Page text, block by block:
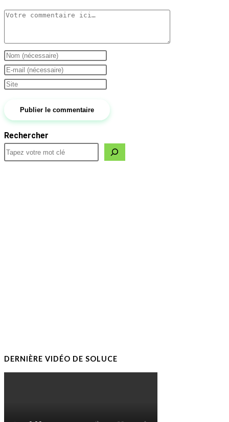
Comment
Enter
your
name
username
comment
Enter
your
address
comment
Saisir
de
votre
site
(facultatif)
Rechercher
DERNIÈRE VIDÉO DE SOLUCE